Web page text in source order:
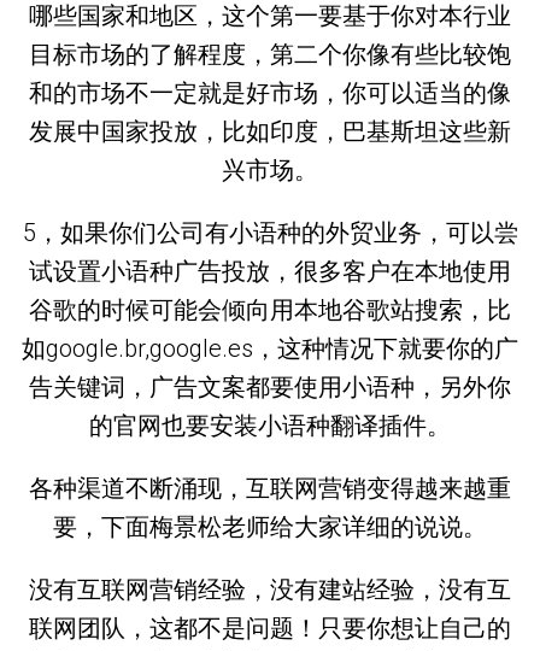
哪些国家和地区，这个第一要基于你对本行业
目标市场的了解程度，第二个你像有些比较饱
和的市场不一定就是好市场，你可以适当的像
发展中国家投放，比如印度，巴基斯坦这些新
兴市场。
5，如果你们公司有小语种的外贸业务，可以尝
试设置小语种广告投放，很多客户在本地使用
谷歌的时候可能会倾向用本地谷歌站搜索，比
如google.br,google.es，这种情况下就要你的广
告关键词，广告文案都要使用小语种，另外你
的官网也要安装小语种翻译插件。
各种渠道不断涌现，互联网营销变得越来越重
要，下面梅景松老师给大家详细的说说。
没有互联网营销经验，没有建站经验，没有互
联网团队，这都不是问题！只要你想让自己的